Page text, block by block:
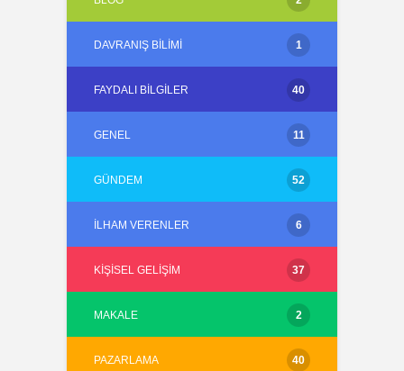
DAVRANIŞ BILIMI 1
FAYDALI BILGILER 40
GENEL 11
GÜNDEM 52
İLHAM VERENLER 6
KIŞISEL GELIŞIM 37
MAKALE 2
PAZARLAMA 40